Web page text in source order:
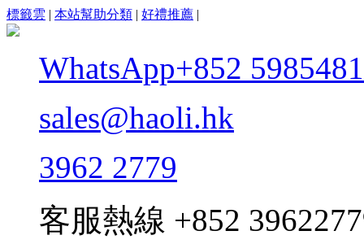
標籤雲 | 本站幫助分類 | 好禮推薦 |
WhatsApp+852
sales@haoli.hk
3962 2779
客服熱線 +852